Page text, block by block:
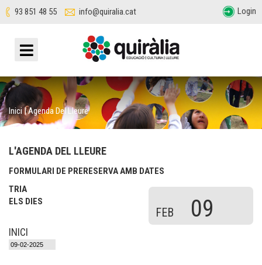
93 851 48 55 info@quiralia.cat Login
Inici|Agenda Del Lleure
L'AGENDA DEL LLEURE
FORMULARI DE PRERESERVA AMB DATES
TRIA
ELS DIES
FEB 09
INICI